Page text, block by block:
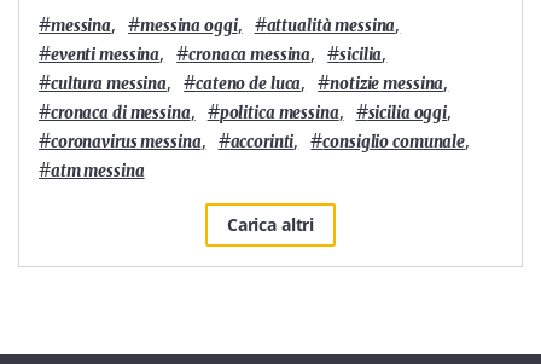
#messina, #messina oggi, #attualità messina,
#eventi messina, #cronaca messina, #sicilia,
#cultura messina, #cateno de luca, #notizie messina,
#cronaca di messina, #politica messina, #sicilia oggi,
#coronavirus messina, #accorinti, #consiglio comunale,
#atm messina
Carica altri